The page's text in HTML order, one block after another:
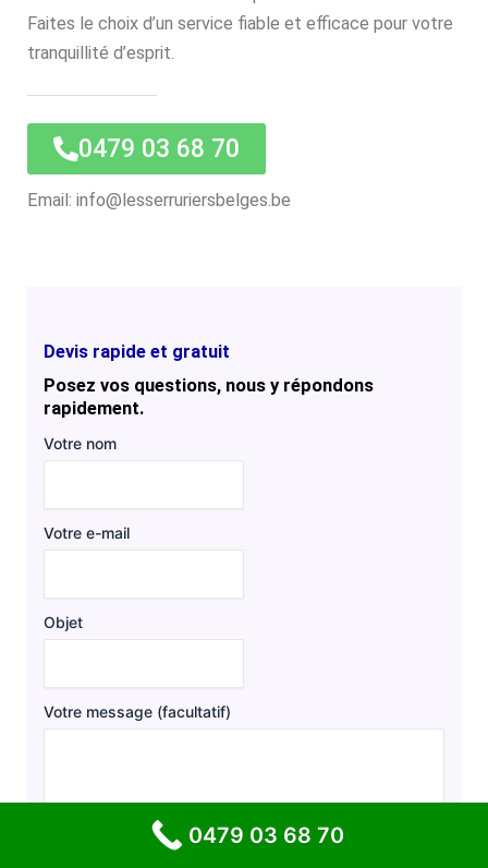
Faites le choix d’un service fiable et efficace pour votre
tranquillité d’esprit.
0479 03 68 70
Email: info@lesserruriersbelges.be
Devis rapide et gratuit
Posez vos questions, nous y répondons
rapidement.
Votre nom
Votre e-mail
Objet
Votre message (facultatif)
0479 03 68 70